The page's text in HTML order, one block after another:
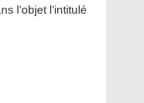
l’objet l’intitulé